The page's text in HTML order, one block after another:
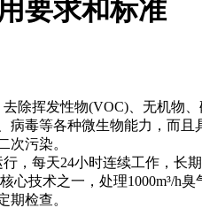
要求和标准
挥发性物(VOC)、无机物
病毒等各种微生物能力，而
次污染。
每天24小时连续工作，长期
术之一，处理1000m³/h臭
期检查。